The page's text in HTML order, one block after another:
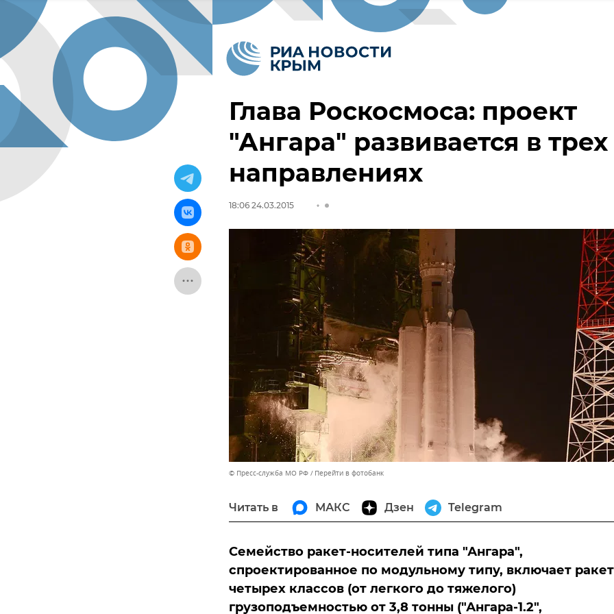
Глава Роскосмоса: проект
"Ангара" развивается в трех
направлениях
18:06 24.03.2015
© Пресс-служба МО РФ Перейти в фотобанк
Читать в МАКС Дзен Telegram
Семейство ракет-носителей типа "Ангара",
спроектированное по модульному типу, включает
четырех классов (от легкого до тяжелого)
грузоподъемностью от 3,8 тонны ("Ангара-1.2",